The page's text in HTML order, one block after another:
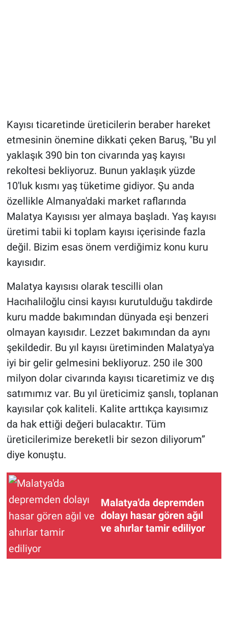
Kayısı ticaretinde üreticilerin beraber hareket
etmesinin önemine dikkati çeken Baruş, "Bu yıl
yaklaşık 390 bin ton civarında yaş kayısı
rekoltesi bekliyoruz. Bunun yaklaşık yüzde
10'luk kısmı yaş tüketime gidiyor. Şu anda
özellikle Almanya'daki market raflarında
Malatya Kayısısı yer almaya başladı. Yaş kayısı
üretimi tabii ki toplam kayısı içerisinde fazla
değil. Bizim esas önem verdiğimiz konu kuru
kayısıdır.
Malatya kayısısı olarak tescilli olan
Hacıhaliloğlu cinsi kayısı kurutulduğu takdirde
kuru madde bakımından dünyada eşi benzeri
olmayan kayısıdır. Lezzet bakımından da aynı
şekildedir. Bu yıl kayısı üretiminden Malatya'ya
iyi bir gelir gelmesini bekliyoruz. 250 ile 300
milyon dolar civarında kayısı ticaretimiz ve dış
satımımız var. Bu yıl üreticimiz şanslı, toplanan
kayısılar çok kaliteli. Kalite arttıkça kayısımız
da hak ettiği değeri bulacaktır. Tüm
üreticilerimize bereketli bir sezon diliyorum”
diye konuştu.
Malatya'da depremden
dolayı hasar gören ağıl
ve ahırlar tamir ediliyor